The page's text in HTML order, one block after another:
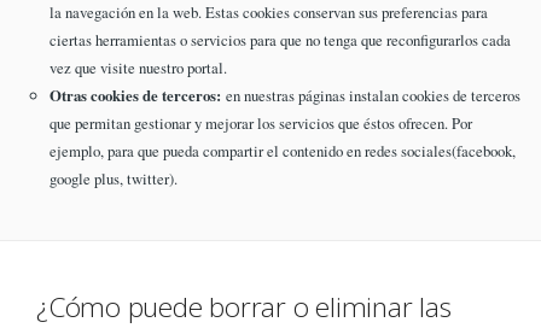
la navegación en la web. Estas cookies conservan sus preferencias para
ciertas herramientas o servicios para que no tenga que reconfigurarlos cada
vez que visite nuestro portal.
Otras cookies de terceros: en nuestras páginas instalan cookies de terceros
que permitan gestionar y mejorar los servicios que éstos ofrecen. Por
ejemplo, para que pueda compartir el contenido en redes sociales(facebook,
google plus, twitter).
¿Cómo puede borrar o eliminar las